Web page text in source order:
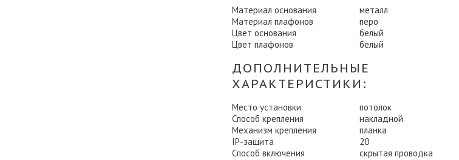
Материал основания
металл
Материал плафонов
перо
Цвет основания
белый
Цвет плафонов
белый
ДОПОЛНИТЕЛЬНЫЕ
ХАРАКТЕРИСТИКИ:
Место установки
потолок
Способ крепления
накладной
Механизм крепления
планка
IP-защита
20
Способ включения
скрытая проводка